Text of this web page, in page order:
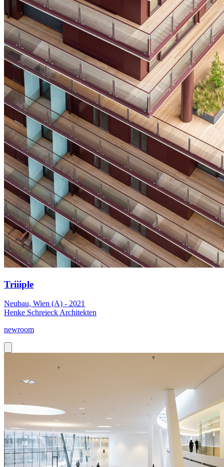
Triiiple
Neubau, Wien (A) - 2021
Henke Schreieck Architekten
newroom